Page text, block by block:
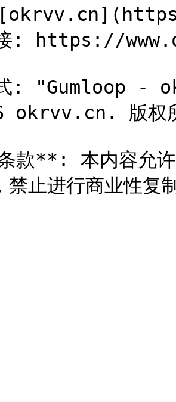
: https://
: "Gumloop -
okrvv.cn. 版权
款**: 本内容允